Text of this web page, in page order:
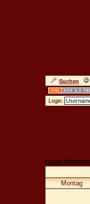
Suchen
Login:
Forum Übersicht
Montag